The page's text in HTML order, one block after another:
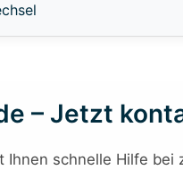
– Jetzt
Ihnen schnelle Hilfe bei